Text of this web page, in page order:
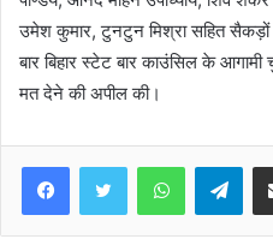
उमेश कुमार, टुनटुन मिश्रा सहित सैकड़ों
बार बिहार स्टेट बार काउंसिल के
मत देने की अपील की।
Telegram